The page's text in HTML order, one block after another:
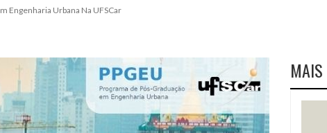
Engenharia Urbana Na UFSCar
MAIS